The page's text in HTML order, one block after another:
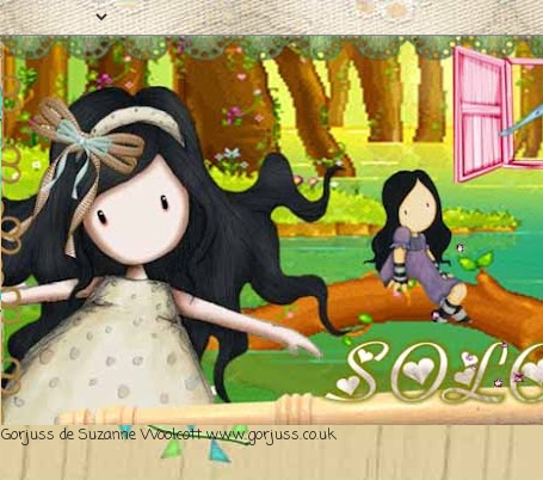
Gorjuss de Suzanne Woolcott www.gorjuss.co.uk